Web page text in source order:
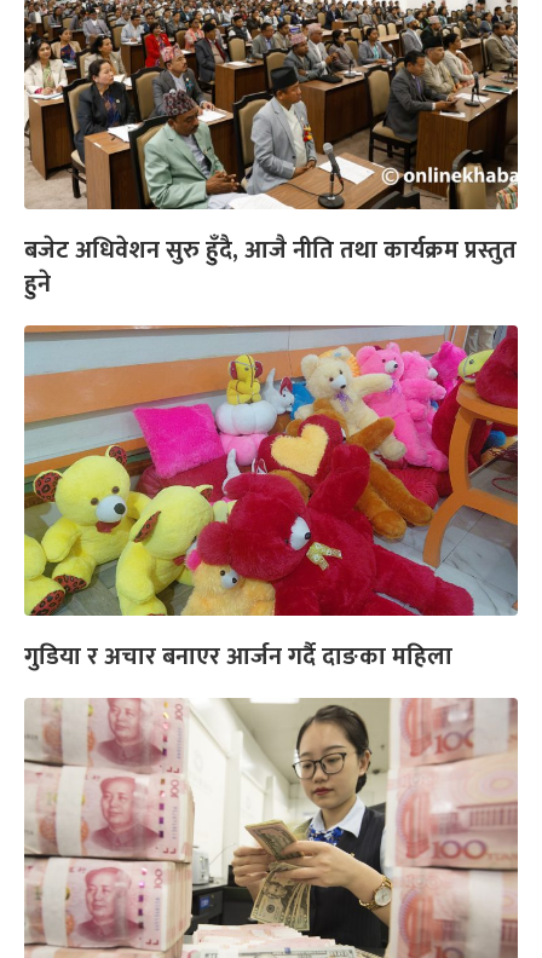
बजेट अधिवेशन सुरु हुँदै, आजै नीति तथा कार्यक्रम प्रस्तुत
हुने
गुडिया र अचार बनाएर आर्जन गर्दै दाङका महिला